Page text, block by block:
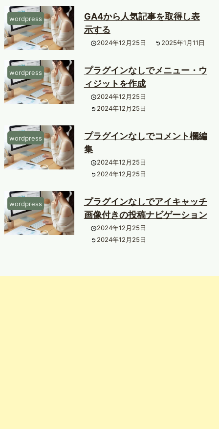
wordpress
GA4から人気記事を取得し表
示する
2024年12月25日 2025年1月11日
wordpress
プラグインなしでメニュー・ウ
ィジットを作成
2024年12月25日
2024年12月25日
wordpress
プラグインなしでコメント欄編
集
2024年12月25日
2024年12月25日
wordpress
プラグインなしでアイキャッチ
画像付きの投稿ナビゲーション
2024年12月25日
2024年12月25日